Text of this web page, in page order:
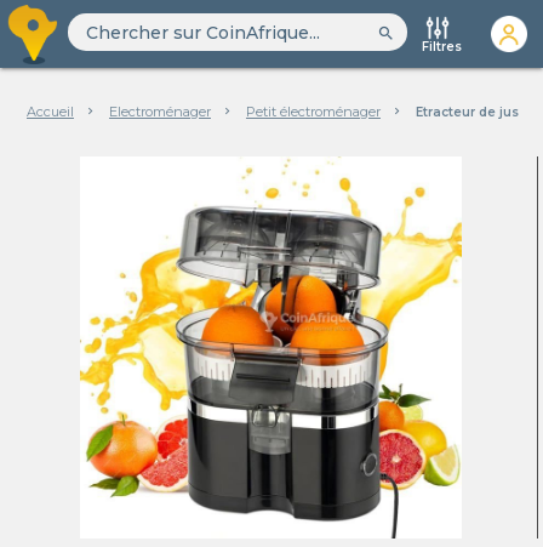
search
Filtres
Accueil Electroménager Petit électroménager Etracteur de jus